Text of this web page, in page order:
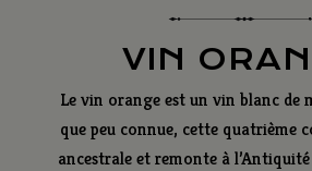
VIN
Le vin orange est un vin blanc de
que peu connue, cette quatrième
ancestrale et remonte à